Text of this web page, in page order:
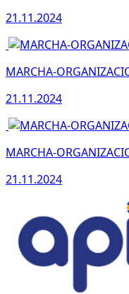
21.11.2024
MARCHA-
21.11.2024
MARCHA-
21.11.2024